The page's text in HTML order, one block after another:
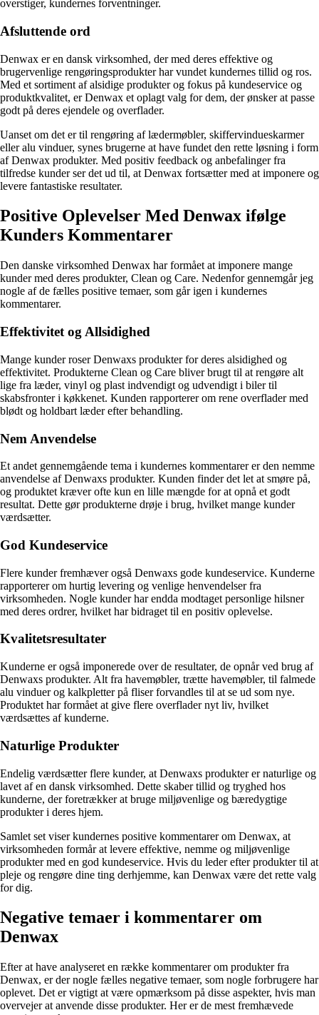
overstiger, kundernes forventninger.
Afsluttende ord
Denwax er en dansk virksomhed, der med deres effektive og
brugervenlige rengøringsprodukter har vundet kundernes tillid og ros.
Med et sortiment af alsidige produkter og fokus på kundeservice og
produktkvalitet, er Denwax et oplagt valg for dem, der ønsker at passe
godt på deres ejendele og overflader.
Uanset om det er til rengøring af lædermøbler, skiffervindueskarmer
eller alu vinduer, synes brugerne at have fundet den rette løsning i form
af Denwax produkter. Med positiv feedback og anbefalinger fra
tilfredse kunder ser det ud til, at Denwax fortsætter med at imponere og
levere fantastiske resultater.
Positive Oplevelser Med Denwax ifølge
Kunders Kommentarer
Den danske virksomhed Denwax har formået at imponere mange
kunder med deres produkter, Clean og Care. Nedenfor gennemgår jeg
nogle af de fælles positive temaer, som går igen i kundernes
kommentarer.
Effektivitet og Allsidighed
Mange kunder roser Denwaxs produkter for deres alsidighed og
effektivitet. Produkterne Clean og Care bliver brugt til at rengøre alt
lige fra læder, vinyl og plast indvendigt og udvendigt i biler til
skabsfronter i køkkenet. Kunden rapporterer om rene overflader med
blødt og holdbart læder efter behandling.
Nem Anvendelse
Et andet gennemgående tema i kundernes kommentarer er den nemme
anvendelse af Denwaxs produkter. Kunden finder det let at smøre på,
og produktet kræver ofte kun en lille mængde for at opnå et godt
resultat. Dette gør produkterne drøje i brug, hvilket mange kunder
værdsætter.
God Kundeservice
Flere kunder fremhæver også Denwaxs gode kundeservice. Kunderne
rapporterer om hurtig levering og venlige henvendelser fra
virksomheden. Nogle kunder har endda modtaget personlige hilsner
med deres ordrer, hvilket har bidraget til en positiv oplevelse.
Kvalitetsresultater
Kunderne er også imponerede over de resultater, de opnår ved brug af
Denwaxs produkter. Alt fra havemøbler, trætte havemøbler, til falmede
alu vinduer og kalkpletter på fliser forvandles til at se ud som nye.
Produktet har formået at give flere overflader nyt liv, hvilket
værdsættes af kunderne.
Naturlige Produkter
Endelig værdsætter flere kunder, at Denwaxs produkter er naturlige og
lavet af en dansk virksomhed. Dette skaber tillid og tryghed hos
kunderne, der foretrækker at bruge miljøvenlige og bæredygtige
produkter i deres hjem.
Samlet set viser kundernes positive kommentarer om Denwax, at
virksomheden formår at levere effektive, nemme og miljøvenlige
produkter med en god kundeservice. Hvis du leder efter produkter til at
pleje og rengøre dine ting derhjemme, kan Denwax være det rette valg
for dig.
Negative temaer i kommentarer om
Denwax
Efter at have analyseret en række kommentarer om produkter fra
Denwax, er der nogle fælles negative temaer, som nogle forbrugere har
oplevet. Det er vigtigt at være opmærksom på disse aspekter, hvis man
overvejer at anvende disse produkter. Her er de mest fremhævede